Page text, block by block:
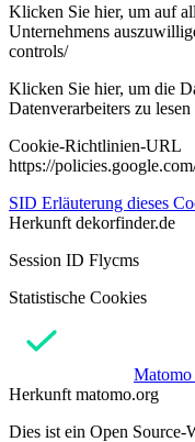
Klicken Sie hier, um auf
Unternehmens
controls/
Klicken Sie hier, um die
Datenverarbeiters zu
Cookie-Richtlinien-URL
https://
SID Erläuterung dieses
Herkunft dekorfinder.de
Session ID Flycms
Statistische Cookies
Matomo
Herkunft matomo.org
Dies ist ein Open Source-